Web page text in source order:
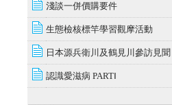
淺談一併價購要件
生態檢核標竿學習觀摩活動
日本源兵衛川及鶴見川參訪見聞
認識愛滋病 PARTⅠ